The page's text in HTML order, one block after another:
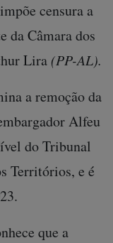
censura a
da Câmara dos
Lira (PP-AL).
a remoção da
Alfeu
do Tribunal
Territórios, e é
que a